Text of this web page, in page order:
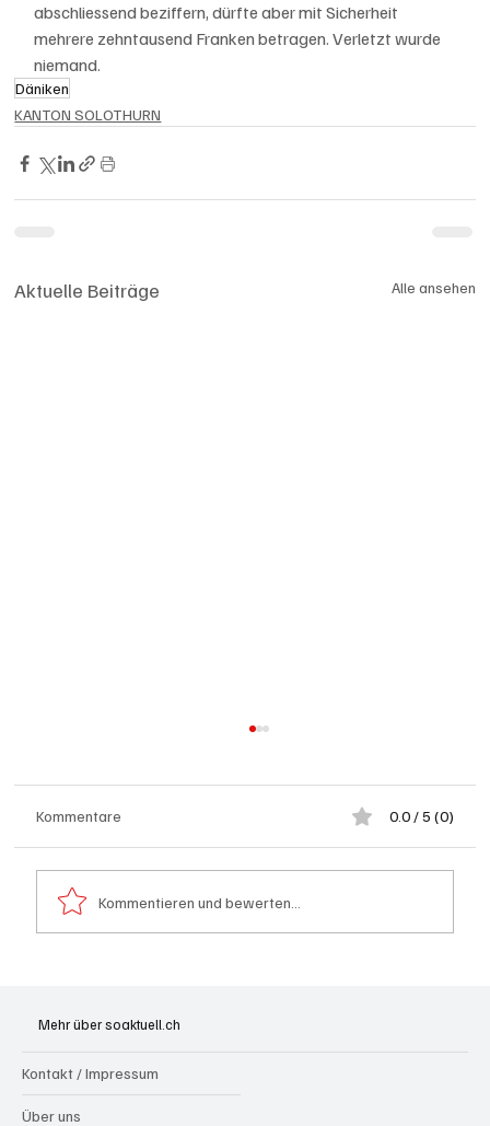
abschliessend beziffern, dürfte aber mit Sicherheit
mehrere zehntausend Franken betragen. Verletzt wurde
niemand.
Däniken
KANTON SOLOTHURN
Aktuelle Beiträge Alle ansehen
Kommentare 0.0 / 5 (0)
Kommentieren und bewerten...
Mehr über soaktuell.ch
Kontakt / Impressum
Über uns